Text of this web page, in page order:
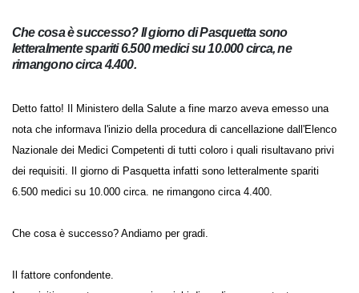
Che cosa è successo? Il giorno di Pasquetta sono
letteralmente spariti 6.500 medici su 10.000 circa, ne
rimangono circa 4.400.
Detto fatto! Il Ministero della Salute a fine marzo aveva emesso una
nota che informava l'inizio della procedura di cancellazione dall'Elenco
Nazionale dei Medici Competenti di tutti coloro i quali risultavano privi
dei requisiti. Il giorno di Pasquetta infatti sono letteralmente spariti
6.500 medici su 10.000 circa. ne rimangono circa 4.400.
Che cosa è successo? Andiamo per gradi.
Il fattore confondente.